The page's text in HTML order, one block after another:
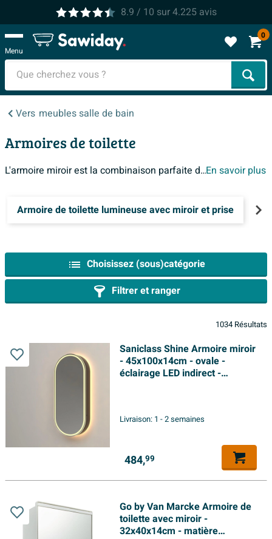
8.9 / 10 sur4.225 avis
Menu
0
Vers meubles salle de bain
Armoires de toilette
L'armoire miroir est la combinaison parfaite d'un espace de rangement et un miroir. L'armoire de toilette avec miroir permet un gain de place considérable. Rangez-y vos produits intimes à l'abri des regards. Conseil : pour encore plus de confort, l'armoire de toilette avec éclairage intégré égaie même les salles de bains les plus sombres.En savoir plus
Armoire de toilette lumineuse avec miroir et prise
Choisissez (sous)catégorie
Filtrer et ranger
1034 Résultats
Saniclass Shine Armoire miroir
- 45x100x14cm - ovale -
éclairage LED indirect -
Livraison: 1 - 2 semaines
484,99
Go by Van Marcke Armoire de
toilette avec miroir -
32x40x14cm - matière